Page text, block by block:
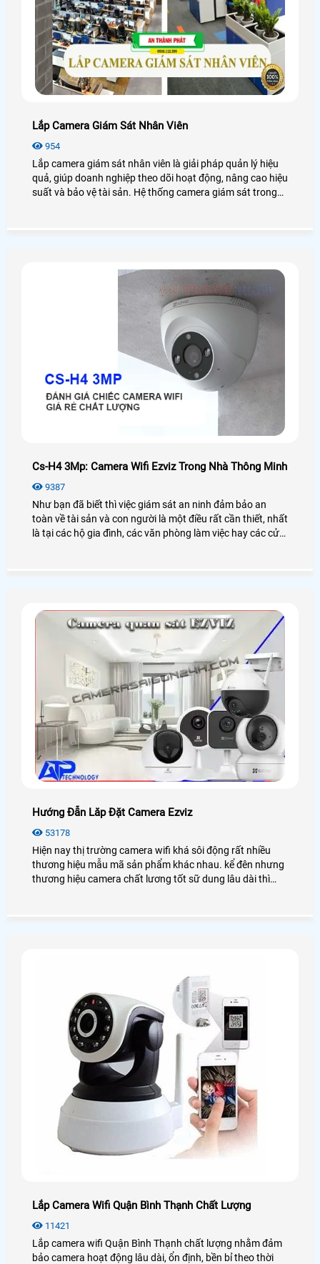
Lắp Camera Giám Sát Nhân Viên
954
Lắp camera giám sát nhân viên là giải pháp quản lý hiệu
quả, giúp doanh nghiệp theo dõi hoạt động, nâng cao hiệu
suất và bảo vệ tài sản. Hệ thống camera giám sát trong
Cs-H4 3Mp: Camera Wifi Ezviz Trong Nhà Thông Minh
9387
Như bạn đã biết thì việc giám sát an ninh đảm bảo an
toàn về tài sản và con người là một điều rất cần thiết, nhất
là tại các hộ gia đình, các văn phòng làm việc hay các cửa
Hướng Đẫn Lăp Đặt Camera Ezviz
53178
Hiện nay thị trường camera wifi khá sôi động rất nhiều
thương hiệu mẫu mã sản phẩm khác nhau. kể đên nhưng
thương hiệu camera chất lương tốt sữ dung lâu dài thì
Lắp Camera Wifi Quận Bình Thạnh Chất Lượng
11421
Lắp camera wifi Quận Bình Thạnh chất lượng nhằm đảm
bảo camera hoạt động lâu dài, ổn định, bền bỉ theo thời